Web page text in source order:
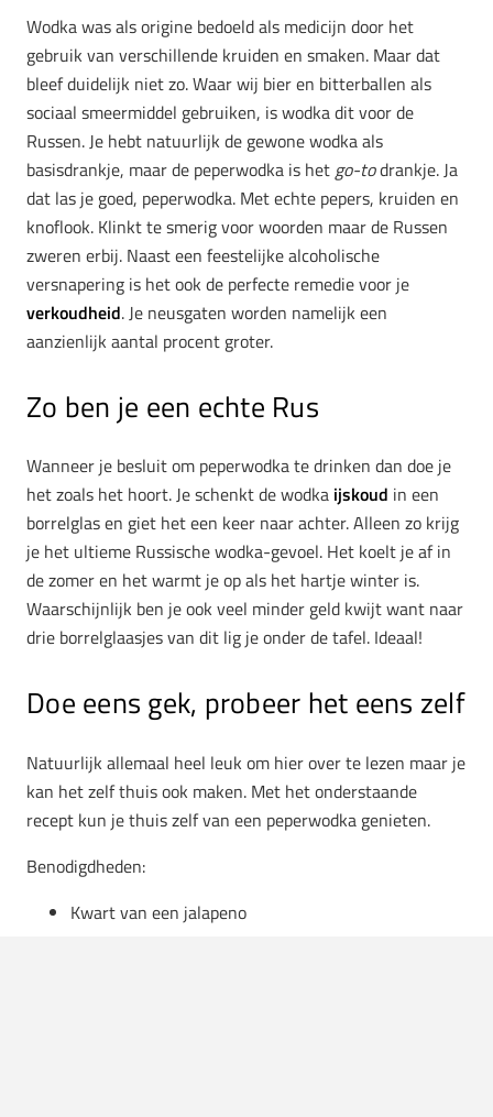
Wodka was als origine bedoeld als medicijn door het
gebruik van verschillende kruiden en smaken. Maar dat
bleef duidelijk niet zo. Waar wij bier en bitterballen als
sociaal smeermiddel gebruiken, is wodka dit voor de
Russen. Je hebt natuurlijk de gewone wodka als
basisdrankje, maar de peperwodka is het go-todrankje. Ja
dat las je goed, peperwodka. Met echte pepers, kruiden en
knoflook. Klinkt te smerig voor woorden maar de Russen
zweren erbij. Naast een feestelijke alcoholische
versnapering is het ook de perfecte remedie voor je
verkoudheid. Je neusgaten worden namelijk een
aanzienlijk aantal procent groter.
Zo ben je een echte Rus
Wanneer je besluit om peperwodka te drinken dan doe je
het zoals het hoort. Je schenkt de wodka ijskoud in een
borrelglas en giet het een keer naar achter. Alleen zo krijg
je het ultieme Russische wodka-gevoel. Het koelt je af in
de zomer en het warmt je op als het hartje winter is.
Waarschijnlijk ben je ook veel minder geld kwijt want naar
drie borrelglaasjes van dit lig je onder de tafel. Ideaal!
Doe eens gek, probeer het eens zelf
Natuurlijk allemaal heel leuk om hier over te lezen maar je
kan het zelf thuis ook maken. Met het onderstaande
recept kun je thuis zelf van een peperwodka genieten.
Benodigdheden:
Kwart van een jalapeno